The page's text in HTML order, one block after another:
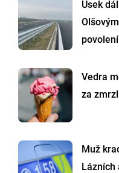
Úsek
povolení
Vedra
za
Muž
Lázních